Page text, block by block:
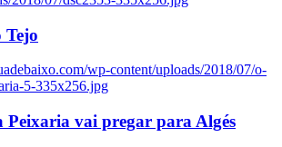
Tejo
wp-content/uploads/2018/07/o-
5-335x256.jpg
Peixaria vai pregar para Algés